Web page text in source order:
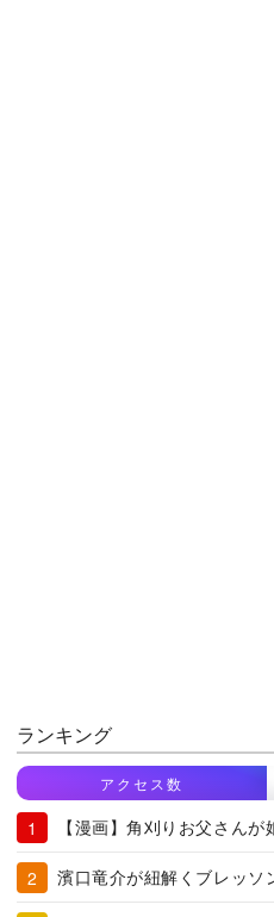
ランキング
アクセス数
【漫画】角刈りお父さんが
濱口竜介が紐解くブレッソ